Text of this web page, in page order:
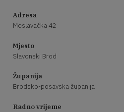
Adresa
Moslavačka 42
Mjesto
Slavonski Brod
Županija
Brodsko-posavska županija
Radno vrijeme